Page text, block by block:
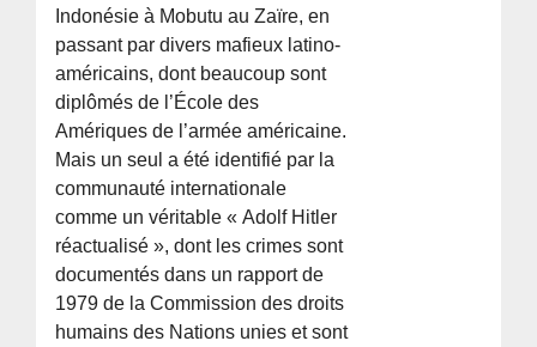
Indonésie à Mobutu au Zaïre, en
passant par divers mafieux latino-
américains, dont beaucoup sont
diplômés de l’École des
Amériques de l’armée américaine.
Mais un seul a été identifié par la
communauté internationale
comme un véritable « Adolf Hitler
réactualisé », dont les crimes sont
documentés dans un rapport de
1979 de la Commission des droits
humains des Nations unies et sont